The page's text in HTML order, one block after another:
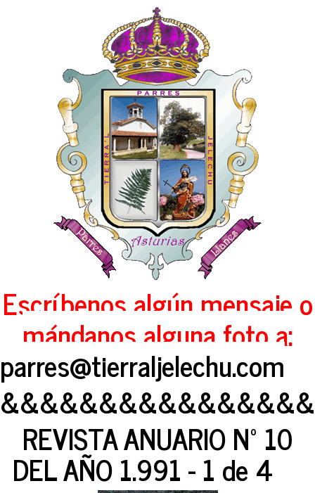
Escríbenos algún mensaje o
mándanos alguna foto a:
parres@tierraljelechu.com
REVISTA ANUARIO Nº 10
DEL AÑO 1.991 - 1 de 4